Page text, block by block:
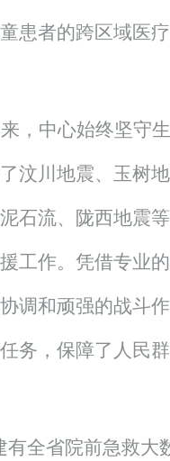
患者的跨区域医
，中心始终坚守
汶川地震、玉树地
石流、陇西地震
工作。凭借专业
调和顽强的战斗
务，保障了 人民
全省院前急救大